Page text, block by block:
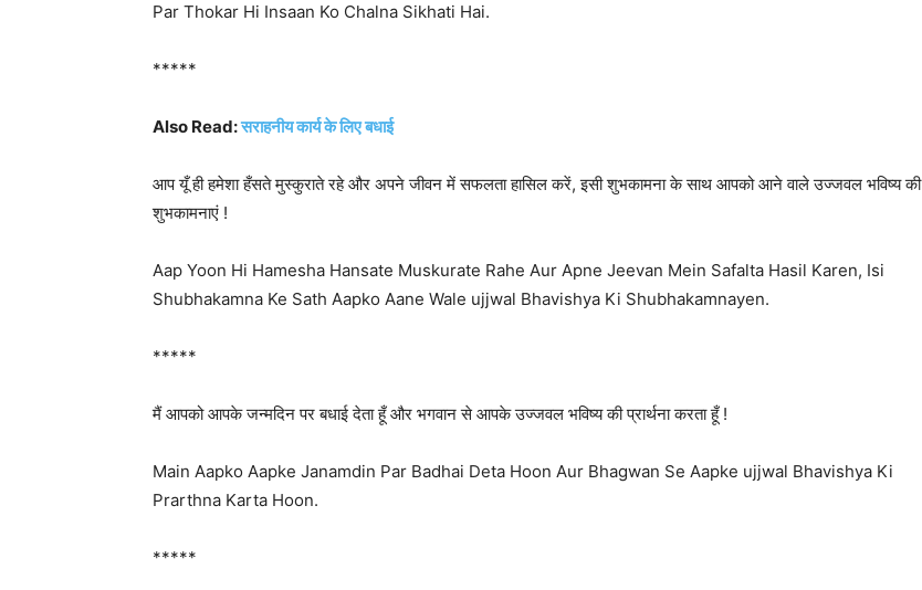
Par Thokar Hi Insaan Ko Chalna Sikhati Hai.
*****
Also Read:सराहनीय कार्य के लिए बधाई
आप यूँ ही हमेशा हँसते मुस्कुराते रहे और अपने जीवन में सफलता हासिल करें, इसी शुभकामना के साथ आपको आने वाले उज्जवल भविष्य की
शुभकामनाएं !
Aap Yoon Hi Hamesha Hansate Muskurate Rahe Aur Apne Jeevan Mein Safalta Hasil Karen, Isi
Shubhakamna Ke Sath Aapko Aane Wale ujjwal Bhavishya Ki Shubhakamnayen.
*****
मैं आपको आपके जन्मदिन पर बधाई देता हूँ और भगवान से आपके उज्जवल भविष्य की प्रार्थना करता हूँ !
Main Aapko Aapke Janamdin Par Badhai Deta Hoon Aur Bhagwan Se Aapke ujjwal Bhavishya Ki
Prarthna Karta Hoon.
*****